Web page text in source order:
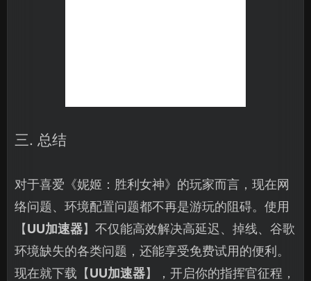
三. 总结
对于喜爱《妮姬：胜利女神》的玩家而言，现在网
络问题、环境配置问题都不再是游玩的阻碍。使用
【UU加速器】不仅能高效解决高延迟、掉线、谷歌
环境缺失的各类问题，还能享受免费试用的便利。
现在就下载【UU加速器】，开启你的指挥官征程，